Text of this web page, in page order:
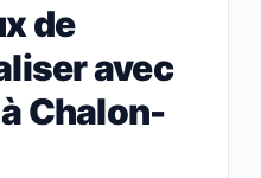
de
avec
Chalon-